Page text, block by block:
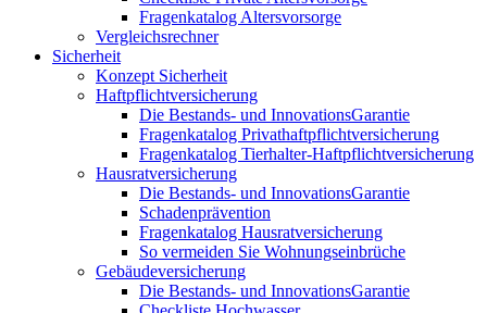
Fragenkatalog Altersvorsorge
Vergleichsrechner
Sicherheit
Konzept Sicherheit
Haftpflichtversicherung
Die Bestands- und InnovationsGarantie
Fragenkatalog Privathaftpflichtversicherung
Fragenkatalog Tierhalter-Haftpflichtversicherung
Hausratversicherung
Die Bestands- und InnovationsGarantie
Schadenprävention
Fragenkatalog Hausratversicherung
So vermeiden Sie Wohnungseinbrüche
Gebäudeversicherung
Die Bestands- und InnovationsGarantie